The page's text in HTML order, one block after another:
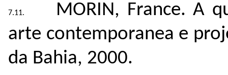
MORIN, France. A
arte contemporanea e
da Bahia, 2000.